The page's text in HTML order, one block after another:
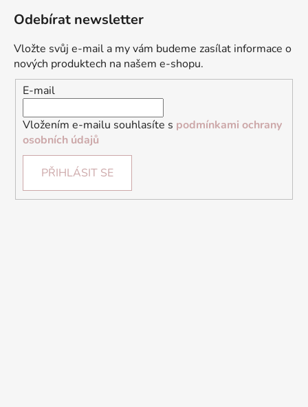
Odebírat newsletter
Vložte svůj e-mail a my vám budeme zasílat informace o
nových produktech na našem e-shopu.
E-mail
Vložením e-mailu souhlasíte s podmínkami ochrany
osobních údajů
PŘIHLÁSIT SE